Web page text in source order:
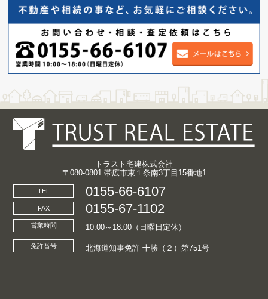
トラスト宅建株式会社
〒080-0801 帯広市東１条南3丁目15番地1
TEL 0155-66-6107
FAX 0155-67-1102
営業時間 10:00～18:00（日曜日定休）
免許番号 北海道知事免許 十勝（２）第751号